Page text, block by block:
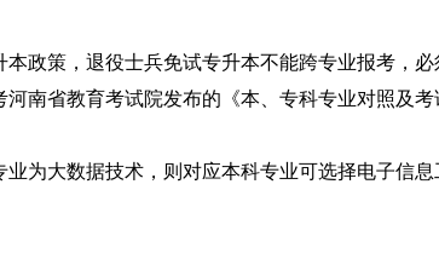
政策，退役士兵免试专升本不能跨专业报考，必
南省教育考试院发布的《本、专科专业对照及
大数据技术，则对应本科专业可选择电子信息